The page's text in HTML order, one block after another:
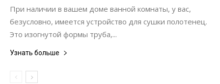
При наличии в вашем доме ванной комнаты, у вас,
безусловно, имеется устройство для сушки полотенец.
Это изогнутой формы труба,...
Узнать больше